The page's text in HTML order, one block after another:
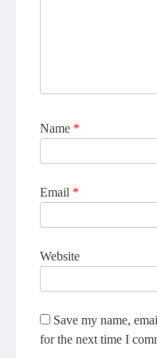
Name *
Email *
Website
Save my name,
for the next time I